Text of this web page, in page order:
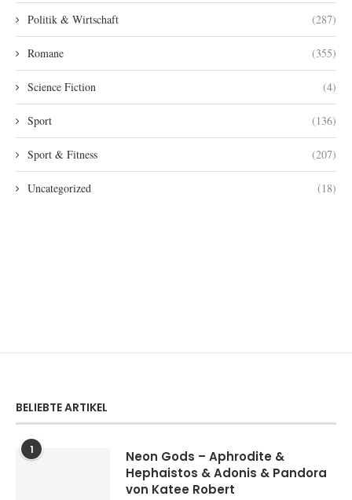
Politik & Wirtschaft (287)
Romane (355)
Science Fiction (4)
Sport (136)
Sport & Fitness (207)
Uncategorized (18)
BELIEBTE ARTIKEL
1
Neon Gods – Aphrodite &
Hephaistos & Adonis & Pandora
von Katee Robert